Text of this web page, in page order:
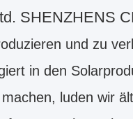
SHENZHENS
und zu
in den
luden wir